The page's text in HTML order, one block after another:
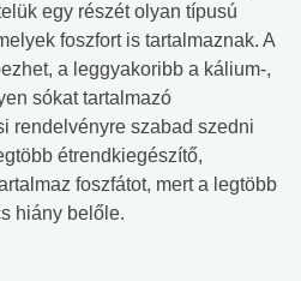
egy részét olyan típusú
foszfort is tartalmaznak. A
a leggyakoribb a kálium-,
sókat tartalmazó
rendelvényre szabad szedni
étrendkiegészítő,
foszfátot, mert a legtöbb
hiány belőle.